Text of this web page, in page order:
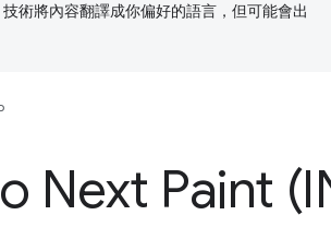
術將內容翻譯成你偏好的語言，但可能會出
Next Paint